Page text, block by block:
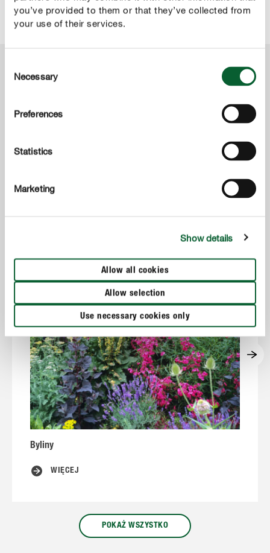
you’ve provided to them or that they’ve collected from
your use of their services.
Selection
Necessary
Preferences
Statistics
Marketing
Show details
Allow all cookies
Allow selection
Use necessary cookies only
najwyższą z dyscyplin - różę: kreatywność w ogrodzie
nie ma granic. Odpowiednie połączenie pozwala cieszyć
Byliny
WIĘCEJ
POKAŻ WSZYSTKO